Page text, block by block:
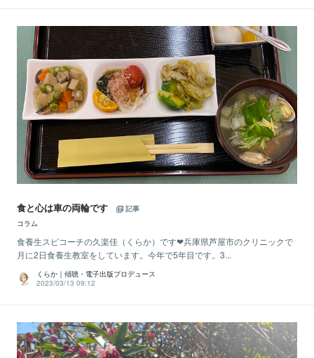
食と心は車の両輪です
記事
コラム
食養生スピコーチの久楽佳（くらか）です❤︎兵庫県芦屋市のクリニックで
月に2日食養生教室をしています。今年で5年目です。3...
くらか｜傾聴・電子出版プロデュース
2023/03/13 09:12